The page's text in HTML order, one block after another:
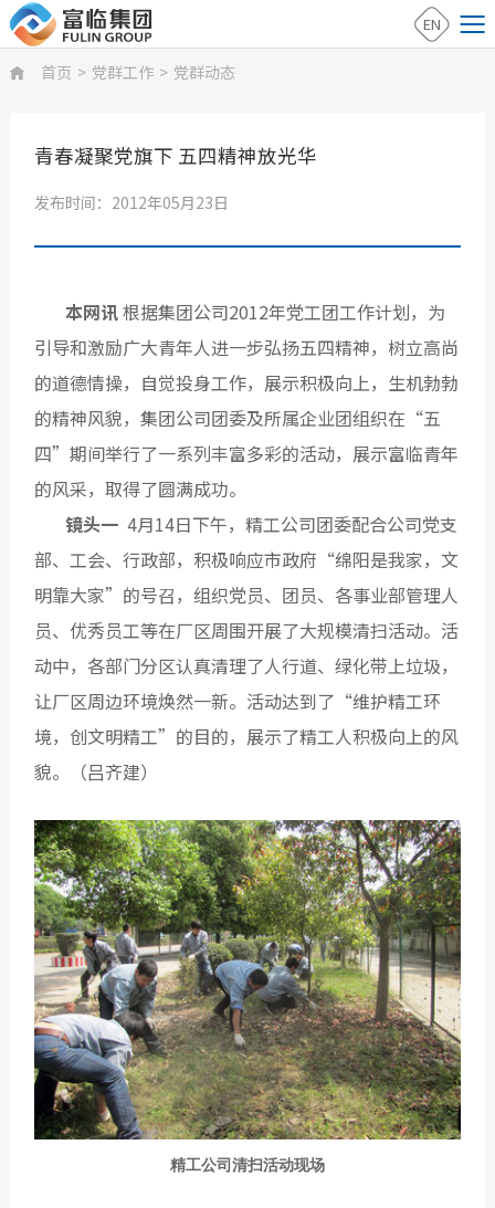
EN
 首页 > 党群工作 > 党群动态
青春凝聚党旗下 五四精神放光华
发布时间：2012年05月23日
本网讯根据集团公司2012年党工团工作计划，为
引导和激励广大青年人进一步弘扬五四精神，树立高尚
的道德情操，自觉投身工作，展示积极向上，生机勃勃
的精神风貌，集团公司团委及所属企业团组织在“五
四”期间举行了一系列丰富多彩的活动，展示富临青年
的风采，取得了圆满成功。
镜头一 4月14日下午，精工公司团委配合公司党支
部、工会、行政部，积极响应市政府“绵阳是我家，文
明靠大家”的号召，组织党员、团员、各事业部管理人
员、优秀员工等在厂区周围开展了大规模清扫活动。活
动中，各部门分区认真清理了人行道、绿化带上垃圾，
让厂区周边环境焕然一新。活动达到了“维护精工环
境，创文明精工”的目的，展示了精工人积极向上的风
貌。（吕齐建）
精工公司清扫活动现场